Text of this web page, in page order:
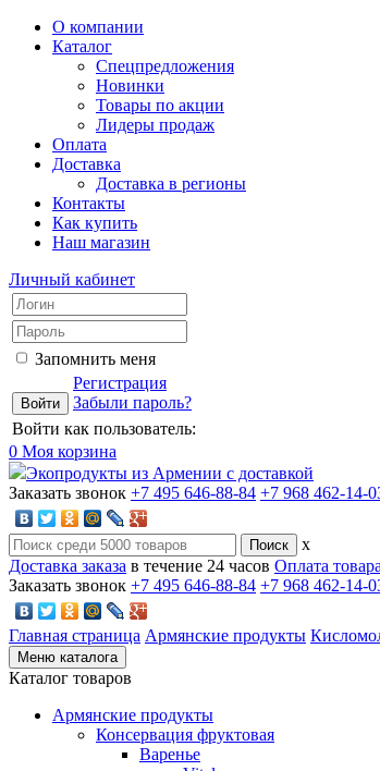
О компании
Каталог
Спецпредложения
Новинки
Товары по акции
Лидеры продаж
Оплата
Доставка
Доставка в регионы
Контакты
Как купить
Наш магазин
Личный кабинет
Запомнить меня
Регистрация
Забыли пароль?
Войти как пользователь:
0 Моя корзина
Экопродукты из Армении с доставкой
Заказать звонок +7 495 646-88-84 +7 968 462-14-
x
Доставка заказа в течение 24 часов Оплата товара
Заказать звонок +7 495 646-88-84 +7 968 462-14-
Главная страница Армянские продукты
Меню каталога
Каталог товаров
Армянские продукты
Консервация фруктовая
Варенье